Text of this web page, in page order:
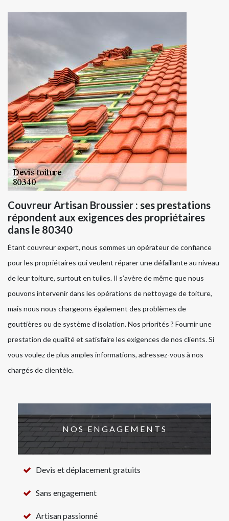
Couvreur Artisan Broussier : ses prestations
répondent aux exigences des propriétaires
dans le 80340
Étant couvreur expert, nous sommes un opérateur de confiance
pour les propriétaires qui veulent réparer une défaillante au niveau
de leur toiture, surtout en tuiles. Il s’avère de même que nous
pouvons intervenir dans les opérations de nettoyage de toiture,
mais nous nous chargeons également des problèmes de
gouttières ou de système d’isolation. Nos priorités ? Fournir une
prestation de qualité et satisfaire les exigences de nos clients. Si
vous voulez de plus amples informations, adressez-vous à nos
chargés de clientèle.
NOS ENGAGEMENTS
Devis et déplacement gratuits
Sans engagement
Artisan passionné